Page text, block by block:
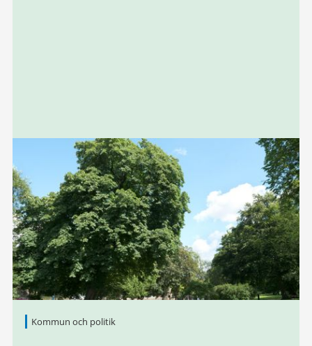
Kommun och politik